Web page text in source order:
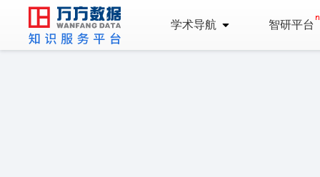
学术导航 智研平台